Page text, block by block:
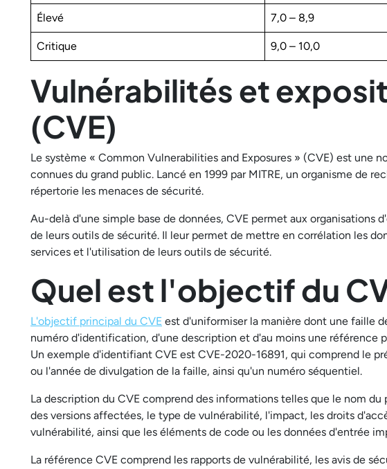
Élevé 7,0 – 8,9
Critique 9,0 – 10,0
Vulnérabilités et
(CVE)
Le système « Common Vulnerabilities and Exposures » (CVE) est une
connues du grand public. Lancé en 1999 par MITRE, un organisme de
répertorie les menaces de sécurité.
Au-delà d'une simple base de données, CVE permet aux organisations
de leurs outils de sécurité. Il leur permet de mettre en corrélation les
services et l'utilisation de leurs outils de sécurité.
Quel est l'objectif du
L'objectif principal du CVE est d'uniformiser la manière dont une faille
numéro d'identification, d'une description et d'au moins une référence
Un exemple d'identifiant CVE est CVE-2020-16891, qui comprend le
ou l'année de divulgation de la faille, ainsi qu'un numéro séquentiel.
La description du CVE comprend des informations telles que le nom
des versions affectées, le type de vulnérabilité, l'impact, les droits
vulnérabilité, ainsi que les éléments de code ou les données d'entrée
La référence CVE comprend les rapports de vulnérabilité, les avis de